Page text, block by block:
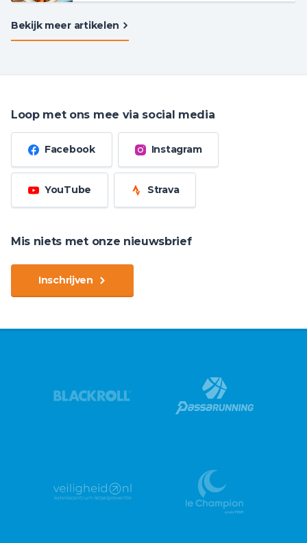
Bekijk meer artikelen
Loop met ons mee via social media
Facebook Instagram
YouTube Strava
Mis niets met onze nieuwsbrief
Inschrijven